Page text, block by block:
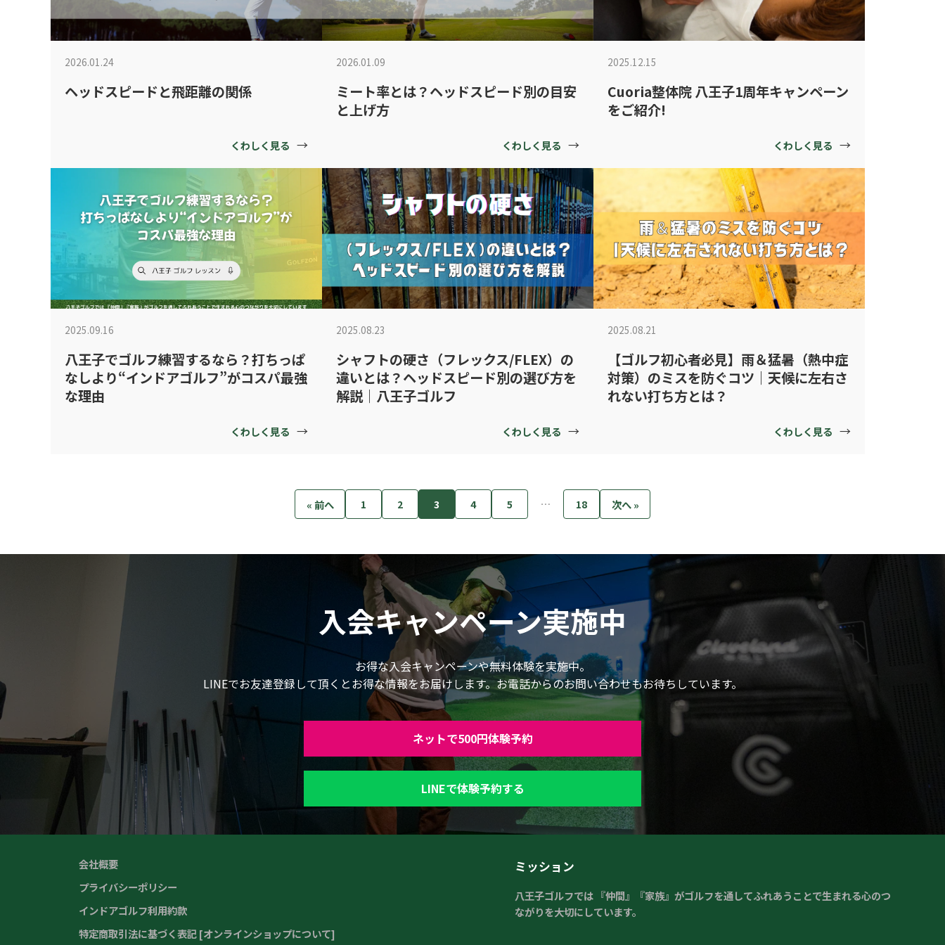
2026.01.24
ヘッドスピードと飛距離の関係
くわしく見る →
2026.01.09
ミート率とは？ヘッドスピード別の目安
と上げ方
くわしく見る →
2025.12.15
Cuoria整体院 八王子1周年キャンペーン
をご紹介!
くわしく見る →
2025.09.16
八王子でゴルフ練習するなら？打ちっぱ
なしより“インドアゴルフ”がコスパ最強
な理由
くわしく見る →
2025.08.23
シャフトの硬さ（フレックス/FLEX）の
違いとは？ヘッドスピード別の選び方を
解説｜八王子ゴルフ
くわしく見る →
2025.08.21
【ゴルフ初心者必見】雨＆猛暑（熱中症
対策）のミスを防ぐコツ｜天候に左右さ
れない打ち方とは？
くわしく見る →
« 前へ 1 2 3 4 5 … 18 次へ »
入会キャンペーン実施中
お得な入会キャンペーンや無料体験を実施中。
LINEでお友達登録して頂くとお得な情報をお届けします。お電話からのお問い合わせもお待ちしています。
ネットで500円体験予約
LINEで体験予約する
会社概要
プライバシーポリシー
インドアゴルフ利用約款
特定商取引法に基づく表記 [オンラインショップについて]
ミッション
八王子ゴルフでは 『仲間』『家族』がゴルフを通してふれあうことで生まれる心のつ
ながりを大切にしています。